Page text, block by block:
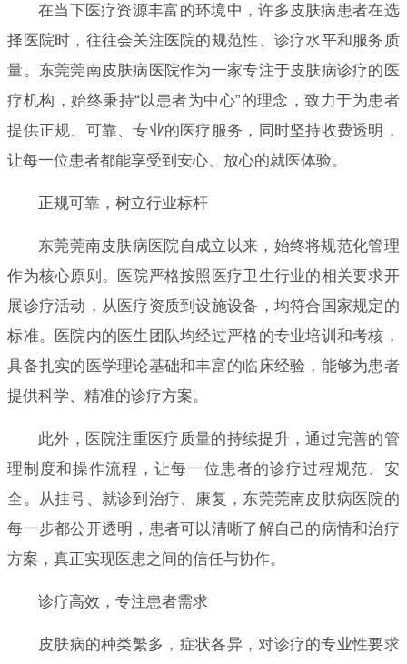
在当下医疗资源丰富的环境中，许多皮肤病患者在选
择医院时，往往会关注医院的规范性、诊疗水平和服务质
量。东莞莞南皮肤病医院作为一家专注于皮肤病诊疗的医
疗机构，始终秉持“以患者为中心”的理念，致力于为患者
提供正规、可靠、专业的医疗服务，同时坚持收费透明，
让每一位患者都能享受到安心、放心的就医体验。
正规可靠，树立行业标杆
东莞莞南皮肤病医院自成立以来，始终将规范化管理
作为核心原则。医院严格按照医疗卫生行业的相关要求开
展诊疗活动，从医疗资质到设施设备，均符合国家规定的
标准。医院内的医生团队均经过严格的专业培训和考核，
具备扎实的医学理论基础和丰富的临床经验，能够为患者
提供科学、精准的诊疗方案。
此外，医院注重医疗质量的持续提升，通过完善的管
理制度和操作流程，让每一位患者的诊疗过程规范、安
全。从挂号、就诊到治疗、康复，东莞莞南皮肤病医院的
每一步都公开透明，患者可以清晰了解自己的病情和治疗
方案，真正实现医患之间的信任与协作。
诊疗高效，专注患者需求
皮肤病的种类繁多，症状各异，对诊疗的专业性要求